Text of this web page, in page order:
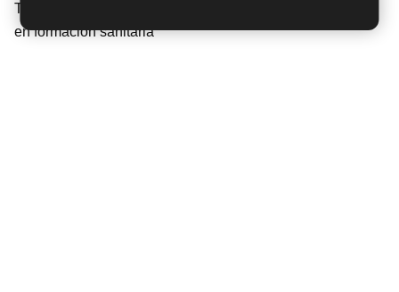
Titulación expedida por INESALUD, centro especializado
en formación sanitaria